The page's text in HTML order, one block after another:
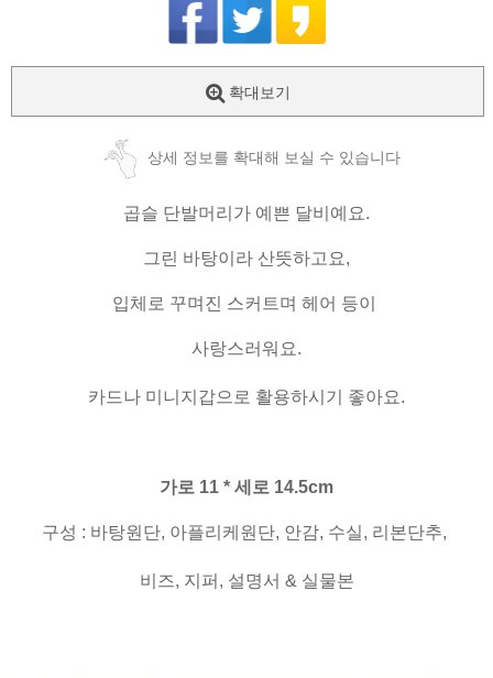
확대보기
상세 정보를 확대해 보실 수 있습니다
곱슬 단발머리가 예쁜 달비예요.
그린 바탕이라 산뜻하고요,
입체로 꾸며진 스커트며 헤어 등이
사랑스러워요.
카드나 미니지갑으로 활용하시기 좋아요.
가로 11 * 세로 14.5cm
구성 : 바탕원단, 아플리케원단, 안감, 수실, 리본단추,
비즈, 지퍼, 설명서 & 실물본